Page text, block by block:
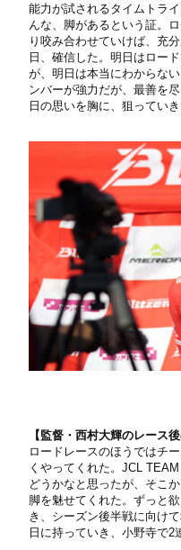
能力が試されるタイムトラ
んな、脚があるという証。
り咬み合わせていけば、充
日、確信した。明日はロー
が、明日は本当にわからな
ンバーが強力だが、最善を
日の思いを胸に、狙っていき
【監督・西村大輝のレース
ロードレースのほうではチ
くやってくれた。JCL
どうかなと思ったが、そこ
脚を魅せてくれた。ずっと
き、シーズン後半戦に向け
日に持っていき、小野寺で2